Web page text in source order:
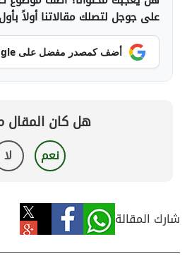
على جوجل لتصلك مقالاتنا أولاً
أضف كمصدر مفضل على Google
هل كان المقال
نعم لا
شارك المقالة